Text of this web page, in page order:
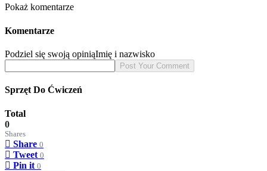
Pokaż komentarze
Komentarze
Podziel się swoją opiniąImię i nazwisko
Sprzęt Do Ćwiczeń
Total
0
Shares
Share 0
Tweet 0
Pin it 0